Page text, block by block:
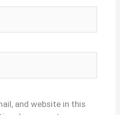
and website in this